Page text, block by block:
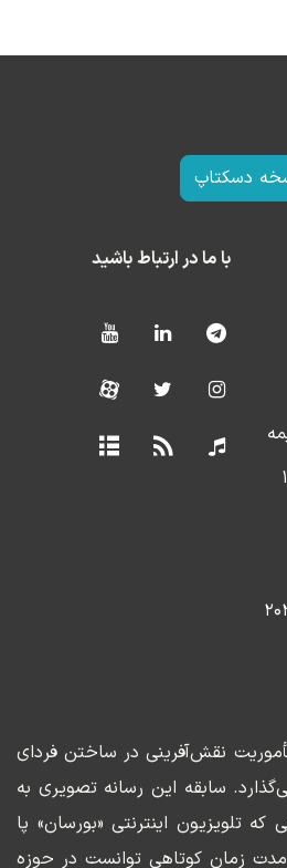
دسکتاپ
با ما در ارتباط باشید
نقش‌آفرینی در ساختن فردای
سابقه این رسانه تصویری به
زمانی که تلویزیون اینترنتی «بورسان» پا
زمان کوتاهی توانست در حوزه